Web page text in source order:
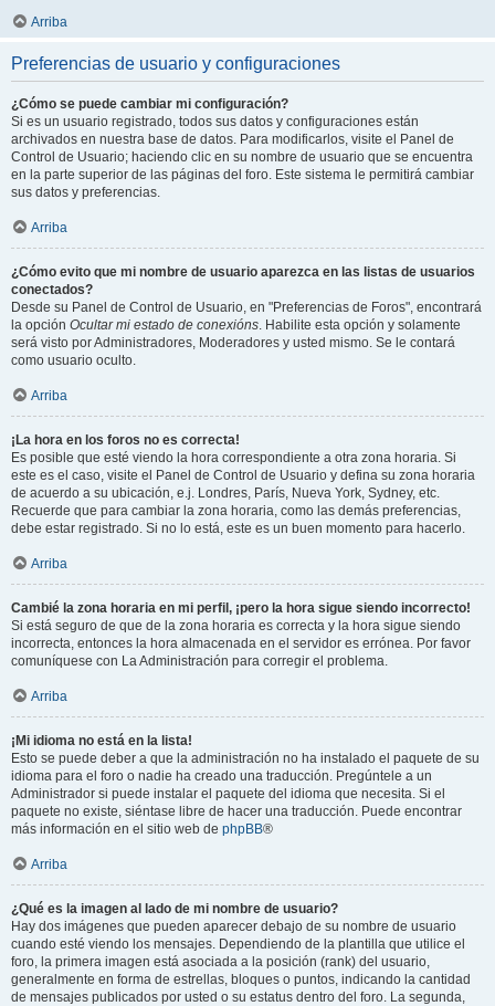
Arriba
Preferencias de usuario y configuraciones
¿Cómo se puede cambiar mi configuración?
Si es un usuario registrado, todos sus datos y configuraciones están
archivados en nuestra base de datos. Para modificarlos, visite el Panel de
Control de Usuario; haciendo clic en su nombre de usuario que se encuentra
en la parte superior de las páginas del foro. Este sistema le permitirá cambiar
sus datos y preferencias.
Arriba
¿Cómo evito que mi nombre de usuario aparezca en las listas de usuarios
conectados?
Desde su Panel de Control de Usuario, en "Preferencias de Foros", encontrará
la opción Ocultar mi estado de conexións. Habilite esta opción y solamente
será visto por Administradores, Moderadores y usted mismo. Se le contará
como usuario oculto.
Arriba
¡La hora en los foros no es correcta!
Es posible que esté viendo la hora correspondiente a otra zona horaria. Si
este es el caso, visite el Panel de Control de Usuario y defina su zona horaria
de acuerdo a su ubicación, e.j. Londres, París, Nueva York, Sydney, etc.
Recuerde que para cambiar la zona horaria, como las demás preferencias,
debe estar registrado. Si no lo está, este es un buen momento para hacerlo.
Arriba
Cambié la zona horaria en mi perfil, ¡pero la hora sigue siendo incorrecto!
Si está seguro de que de la zona horaria es correcta y la hora sigue siendo
incorrecta, entonces la hora almacenada en el servidor es errónea. Por favor
comuníquese con La Administración para corregir el problema.
Arriba
¡Mi idioma no está en la lista!
Esto se puede deber a que la administración no ha instalado el paquete de su
idioma para el foro o nadie ha creado una traducción. Pregúntele a un
Administrador si puede instalar el paquete del idioma que necesita. Si el
paquete no existe, siéntase libre de hacer una traducción. Puede encontrar
más información en el sitio web de phpBB®
Arriba
¿Qué es la imagen al lado de mi nombre de usuario?
Hay dos imágenes que pueden aparecer debajo de su nombre de usuario
cuando esté viendo los mensajes. Dependiendo de la plantilla que utilice el
foro, la primera imagen está asociada a la posición (rank) del usuario,
generalmente en forma de estrellas, bloques o puntos, indicando la cantidad
de mensajes publicados por usted o su estatus dentro del foro. La segunda,